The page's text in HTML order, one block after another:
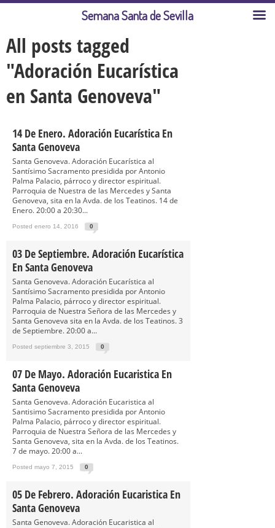
All posts tagged
"Adoración Eucarística
en Santa Genoveva"
14 De Enero. Adoración Eucarística En
Santa Genoveva
Santa Genoveva. Adoración Eucarística al
Santísimo Sacramento presidida por Antonio
Palma Palacio, párroco y director espiritual.
Parroquia de Nuestra de las Mercedes y Santa
Genoveva, sita en la Avda. de los Teatinos. 14 de
Enero. 20:00 a 20:30...
Posted enero 14, 2016 0
03 De Septiembre. Adoración Eucarística
En Santa Genoveva
Santa Genoveva. Adoración Eucarística al
Santísimo Sacramento presidida por Antonio
Palma Palacio, párroco y director espiritual.
Parroquia de Nuestra Señora de las Mercedes y
Santa Genoveva sita en la Avda. de los Teatinos. 3
de Septiembre. 20:00 a...
Posted septiembre 3, 2015 0
07 De Mayo. Adoración Eucaristica En
Santa Genoveva
Santa Genoveva. Adoración Eucaristica al
Santisimo Sacramento presidida por Antonio
Palma Palacio, párroco y director espiritual.
Parroquia de Nuestra Señora de las Mercedes y
Santa Genoveva, sita en la Avda. de los Teatinos.
7 de mayo. 20:00 a...
Posted mayo 7, 2015 0
05 De Febrero. Adoración Eucaristica En
Santa Genoveva
Santa Genoveva. Adoración Eucaristica al
Semana Santa de Sevilla